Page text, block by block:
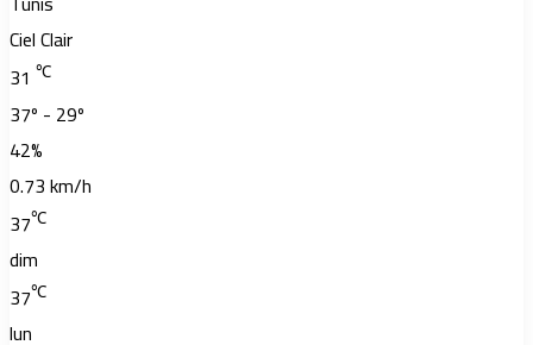
Ciel Clair
31 ℃
37º - 29º
42%
0.73 km/h
37℃
dim
37℃
lun